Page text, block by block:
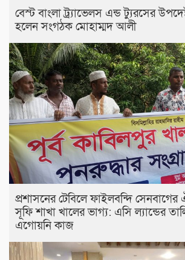
বেস্ট বাংলা ট্র্যাভেলস এন্ড ট্যুরসের
হলেন সংগঠক মোহাম্মদ আলী
প্রশাসনের টেবিলে ফাইলবন্দি সেনবাগের
সূফি শাখা খালের ভাগ্য: এসি ল্যান্ডের
এগোয়নি কাজ